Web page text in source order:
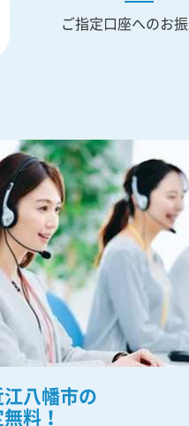
ご指定口座へのお
八幡市の
料！